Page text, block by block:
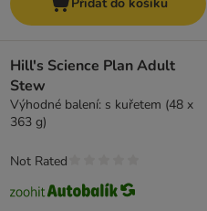
Hill's Science Plan Adult
Stew
Výhodné balení: s kuřetem (48 x
363 g)
Not Rated